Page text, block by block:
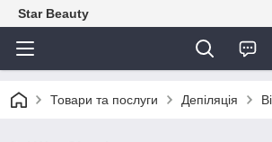
Star Beauty
Товари та послуги Депіляція